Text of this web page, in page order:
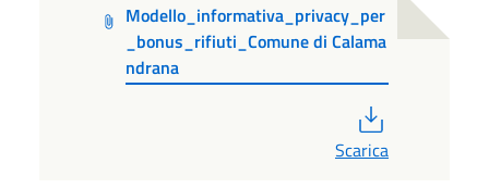
Modello_informativa_privacy_per
_bonus_rifiuti_Comune di Calama
ndrana
Scarica